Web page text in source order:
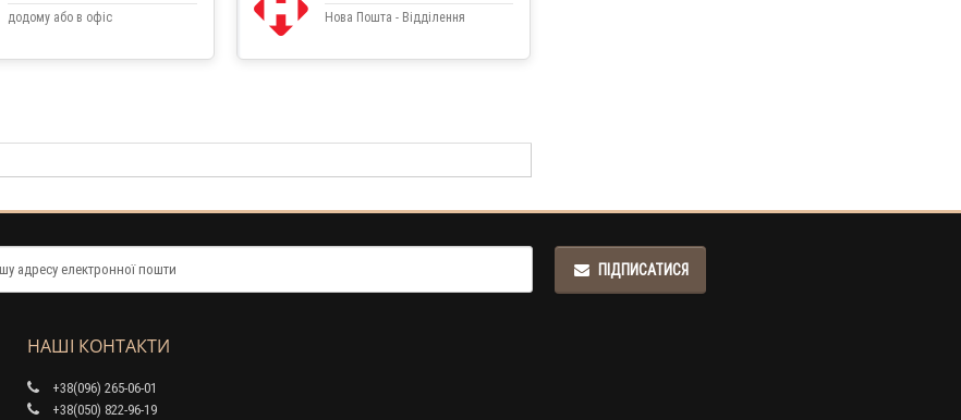
додому або в офіс Нова Пошта - Відділення
ПІДПИСАТИСЯ
НАШІ КОНТАКТИ
+38(096) 265-06-01
+38(050) 822-96-19